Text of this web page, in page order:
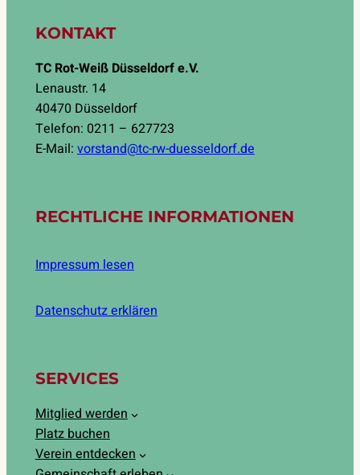
KONTAKT
TC Rot-Weiß Düsseldorf e.V.
Lenaustr. 14
40470 Düsseldorf
Telefon: 0211 – 627723
E-Mail:vorstand@tc-rw-duesseldorf.de
RECHTLICHE INFORMATIONEN
Impressum lesen
Datenschutz erklären
SERVICES
Mitglied werden
Platz buchen
Verein entdecken